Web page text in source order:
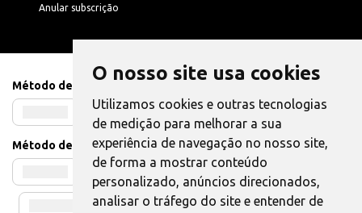
O nosso site usa cookies
Utilizamos cookies e outras tecnologias
de medição para melhorar a sua
experiência de navegação no nosso site,
de forma a mostrar conteúdo
personalizado, anúncios direcionados,
analisar o tráfego do site e entender de
Anular subscrição
Método de Pagamento
Método de Envio